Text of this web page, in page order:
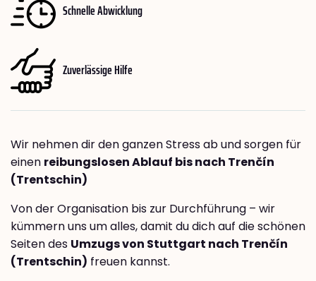
Schnelle Abwicklung
Zuverlässige Hilfe
Wir nehmen dir den ganzen Stress ab und sorgen für
einen reibungslosen Ablauf bis nach Trenčín
(Trentschin)
Von der Organisation bis zur Durchführung – wir
kümmern uns um alles, damit du dich auf die schönen
Seiten des Umzugs von Stuttgart nach Trenčín
(Trentschin) freuen kannst.